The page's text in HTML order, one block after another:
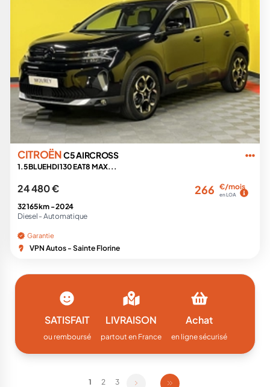
CITROËNC5 AIRCROSS
1.5 BLUEHDI 130 EAT8 MAX...
24 480 € 266 €/mois
en LOA
32 165 km -2024
Diesel - Automatique
Garantie
VPN Autos - Sainte Florine
SATISFAIT
ou remboursé
LIVRAISON
partout en France
Achat
en ligne sécurisé
1 2 3